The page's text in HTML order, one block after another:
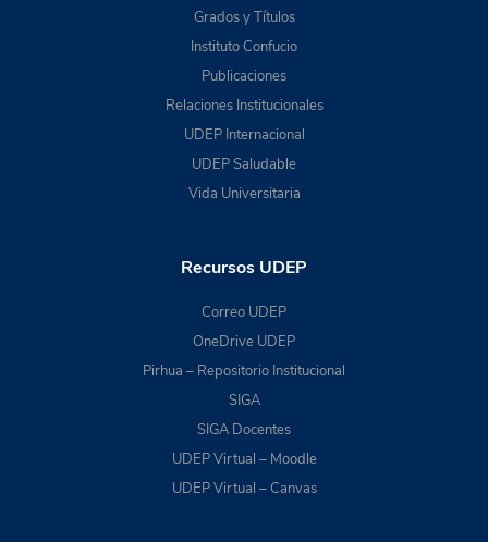
Grados y Títulos
Instituto Confucio
Publicaciones
Relaciones Institucionales
UDEP Internacional
UDEP Saludable
Vida Universitaria
Recursos UDEP
Correo UDEP
OneDrive UDEP
Pirhua – Repositorio Institucional
SIGA
SIGA Docentes
UDEP Virtual – Moodle
UDEP Virtual – Canvas